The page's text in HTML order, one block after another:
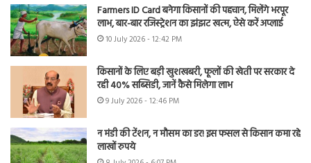
Farmers ID Card बनेगा किसानों की पहचान, मिलेंगे भरपूर
लाभ, बार-बार रजिस्ट्रेशन का झंझट खत्म, ऐसे करें अप्लाई
10 July 2026 - 12:42 PM
किसानों के लिए बड़ी खुशखबरी, फूलों की खेती पर सरकार दे
रही 40% सब्सिडी, जानें कैसे मिलेगा लाभ
9 July 2026 - 12:46 PM
न मंडी की टेंशन, न मौसम का डर! इस फसल से किसान कमा रहे
लाखों रुपये